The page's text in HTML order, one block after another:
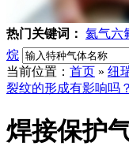
热门关键词： 氦气六
烷
当前位置： 首页 » 纽
裂纹的形成有影响吗？
焊接保护